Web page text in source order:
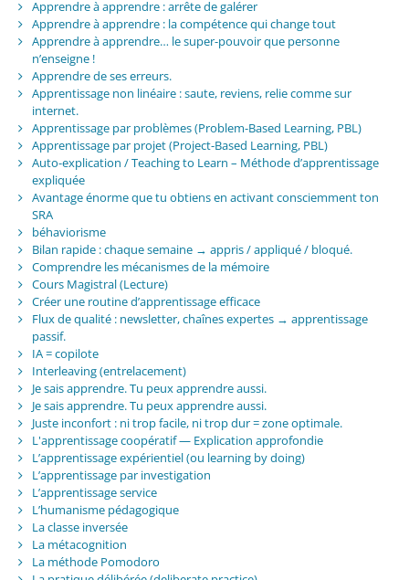
Apprendre à apprendre : arrête de galérer
Apprendre à apprendre : la compétence qui change tout
Apprendre à apprendre… le super-pouvoir que personne
n’enseigne !
Apprendre de ses erreurs.
Apprentissage non linéaire : saute, reviens, relie comme sur
internet.
Apprentissage par problèmes (Problem-Based Learning, PBL)
Apprentissage par projet (Project-Based Learning, PBL)
Auto-explication / Teaching to Learn – Méthode d’apprentissage
expliquée
Avantage énorme que tu obtiens en activant consciemment ton
SRA
béhaviorisme
Bilan rapide : chaque semaine → appris / appliqué / bloqué.
Comprendre les mécanismes de la mémoire
Cours Magistral (Lecture)
Créer une routine d’apprentissage efficace
Flux de qualité : newsletter, chaînes expertes → apprentissage
passif.
IA = copilote
Interleaving (entrelacement)
Je sais apprendre. Tu peux apprendre aussi.
Je sais apprendre. Tu peux apprendre aussi.
Juste inconfort : ni trop facile, ni trop dur = zone optimale.
L'apprentissage coopératif — Explication approfondie
L’apprentissage expérientiel (ou learning by doing)
L’apprentissage par investigation
L’apprentissage service
L’humanisme pédagogique
La classe inversée
La métacognition
La méthode Pomodoro